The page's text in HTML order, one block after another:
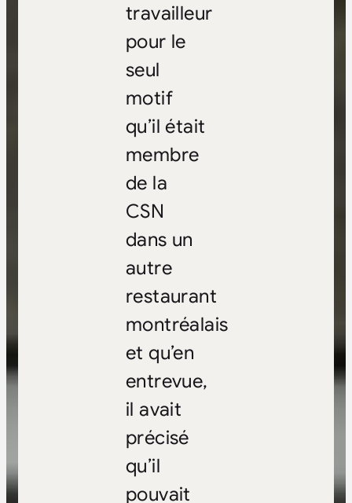
travailleur
pour le
seul
motif
qu’il était
membre
de la
CSN
dans un
autre
restaurant
montréalais
et qu’en
entrevue,
il avait
précisé
qu’il
pouvait